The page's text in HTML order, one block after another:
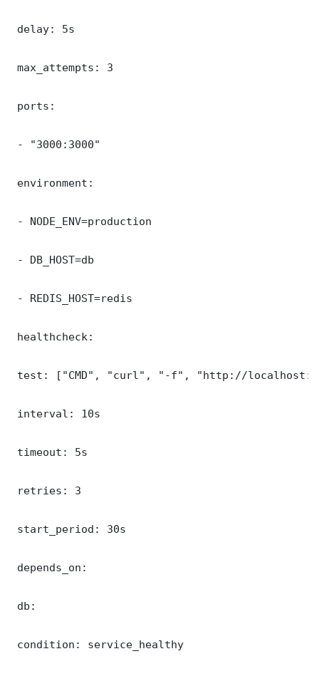
delay: 5s
max_attempts: 3
ports:
- "3000:3000"
environment:
- NODE_ENV=production
- DB_HOST=db
- REDIS_HOST=redis
healthcheck:
test: ["CMD", "curl", "-f", "http://
interval: 10s
timeout: 5s
retries: 3
start_period: 30s
depends_on:
db:
condition: service_healthy